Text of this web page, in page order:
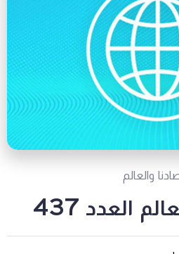
والعالم
العدد 437